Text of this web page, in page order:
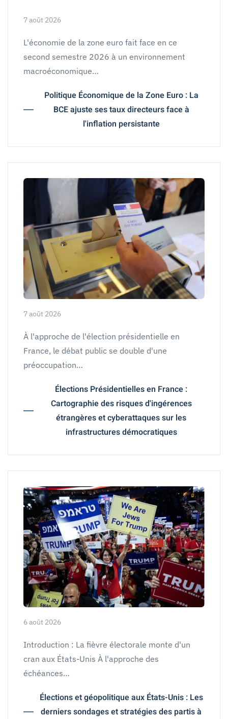
7 août 2026
L'économie de la zone euro fait face en ce
second semestre 2026 à un environnement
macroéconomique…
Politique Économique de la Zone Euro : La
BCE ajuste ses taux directeurs face à
l'inflation persistante
7 août 2026
À l'approche de l'élection présidentielle en
France, le débat public se double d'une
préoccupation…
Élections Présidentielles en France :
Cartographie des risques d'ingérences
étrangères et cyberattaques sur les
infrastructures démocratiques
6 août 2026
Introduction : La fièvre électorale monte d'un
cran aux États-Unis À l'approche des
échéances…
Élections et géopolitique aux États-Unis : Les
derniers sondages et stratégies des partis à